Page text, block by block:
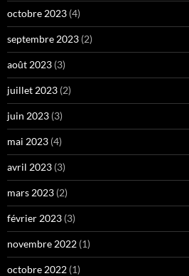
octobre 2023 (4)
septembre 2023 (2)
août 2023 (3)
juillet 2023 (2)
juin 2023 (3)
mai 2023 (4)
avril 2023 (3)
mars 2023 (2)
février 2023 (3)
novembre 2022 (1)
octobre 2022 (1)